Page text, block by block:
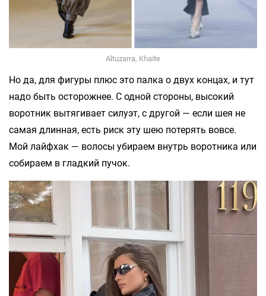
Altuzarra, Khaite
Но да, для фигуры плюс это палка о двух концах, и тут
надо быть осторожнее. С одной стороны, высокий
воротник вытягивает силуэт, с другой — если шея не
самая длинная, есть риск эту шею потерять вовсе.
Мой лайфхак — волосы убираем внутрь воротника или
собираем в гладкий пучок.